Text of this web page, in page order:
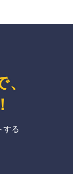
！
する